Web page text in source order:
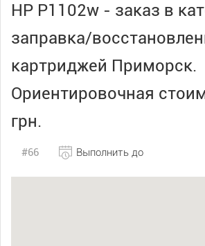
HP P1102w - заказ в
заправка/
картриджей Приморск.
Ориентировочная
грн.
#66 Выполнить до